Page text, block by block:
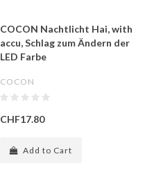
COCON Nachtlicht Hai, with
accu, Schlag zum Ändern der
LED Farbe
COCON
CHF17.80
Add to Cart